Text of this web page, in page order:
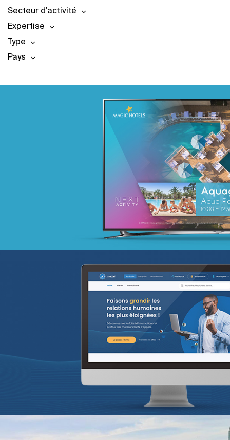
Secteur d'activité
Expertise
Type
Pays